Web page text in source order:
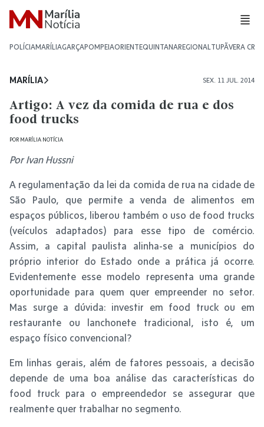
POLÍCIAMARÍLIAGARÇAPOMPEIAORIENTEQUINTANAREGIONALTUPÃVERA CRUZ
MARÍLIA SEX. 11 JUL. 2014
Artigo: A vez da comida de rua e dos
food trucks
POR MARÍLIA NOTÍCIA
Por Ivan Hussni
A regulamentação da lei da comida de rua na cidade de
São Paulo, que permite a venda de alimentos em
espaços públicos, liberou também o uso de food trucks
(veículos adaptados) para esse tipo de comércio.
Assim, a capital paulista alinha-se a municípios do
próprio interior do Estado onde a prática já ocorre.
Evidentemente esse modelo representa uma grande
oportunidade para quem quer empreender no setor.
Mas surge a dúvida: investir em food truck ou em
restaurante ou lanchonete tradicional, isto é, um
espaço físico convencional?
Em linhas gerais, além de fatores pessoais, a decisão
depende de uma boa análise das características do
food truck para o empreendedor se assegurar que
realmente quer trabalhar no segmento.